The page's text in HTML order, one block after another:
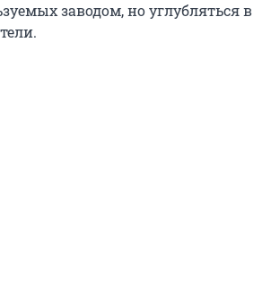
заводом, но углубляться в